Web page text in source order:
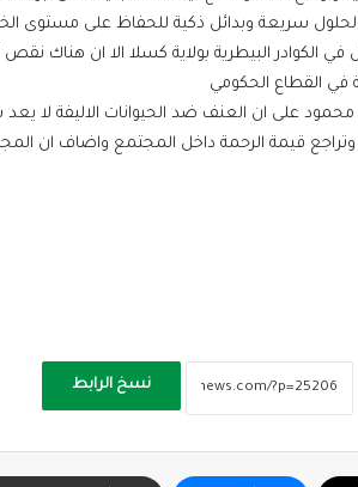
سريعة وبدائل ذكية للحفاظ على مستوى
في الكوادر البيطرية بولاية كسلا الا ان هناك
في القطاع الحكومي
على ان العنف ضد الحيوانات الاليفة لا
قيمة الرحمة داخل المجتمع واضاف ان
نسخ الرابط